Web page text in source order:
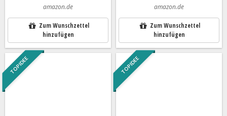
amazon.de
Zum Wunschzettel
hinzufügen
amazon.de
Zum Wunschzettel
hinzufügen
TOP IDEE TOP IDEE